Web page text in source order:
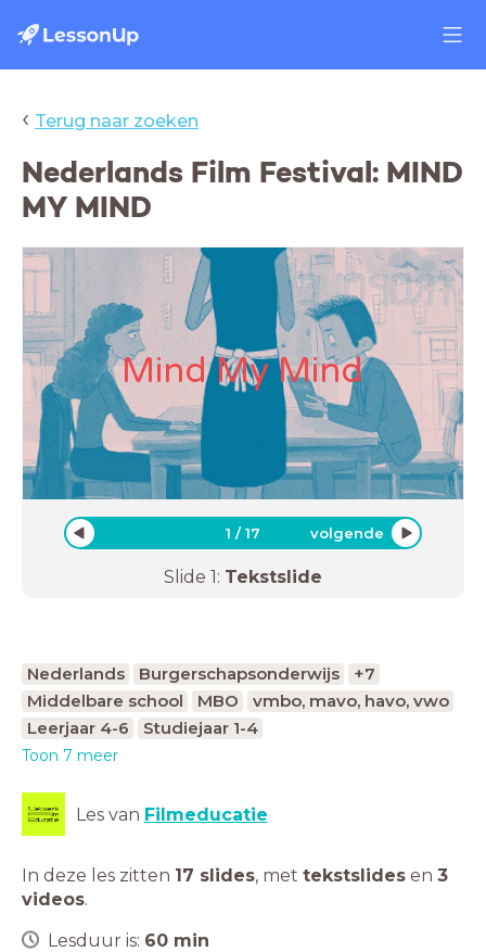
‹ Terug naar zoeken
Nederlands Film Festival: MIND
MY MIND
Mind My Mind
1 /17 volgende
Slide 1: Tekstslide
Nederlands Burgerschapsonderwijs
+7
Middelbare school
MBO
vmbo, mavo, havo, vwo
Leerjaar 4-6
Studiejaar 1-4
Toon 7 meer
Les van Filmeducatie
In deze les zitten 17 slides, met tekstslides en 3
videos.
Lesduur is: 60 min